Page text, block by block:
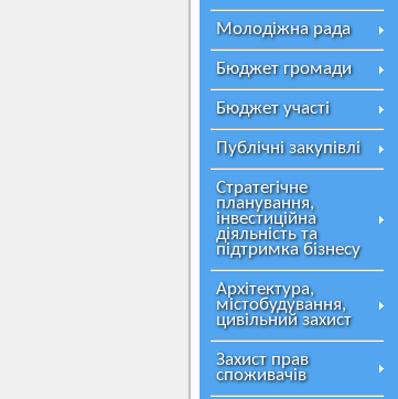
Молодіжна рада
Бюджет громади
Бюджет участі
Публічні закупівлі
Стратегічне
планування,
інвестиційна
діяльність та
підтримка бізнесу
Архітектура,
містобудування,
цивільний захист
Захист прав
споживачів